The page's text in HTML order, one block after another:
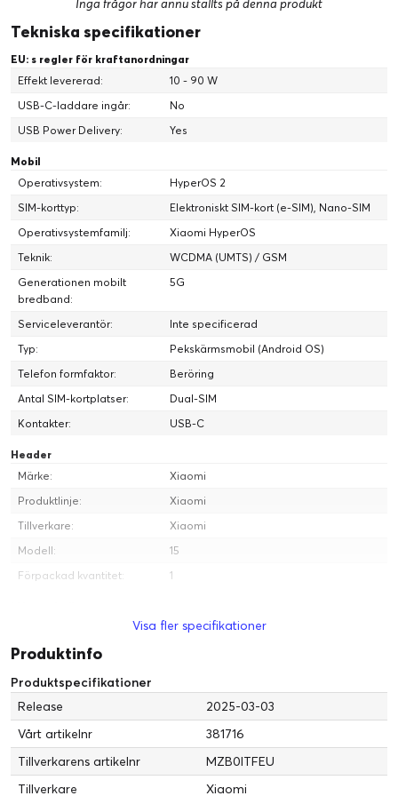
Inga frågor har ännu ställts på denna produkt
Tekniska specifikationer
EU: s regler för kraftanordningar
Effekt levererad:
10 - 90 W
USB-C-laddare ingår:
No
USB Power Delivery:
Yes
Mobil
Operativsystem:
HyperOS 2
SIM-korttyp:
Elektroniskt SIM-kort (e-SIM), Nano-SIM
Operativsystemfamilj:
Xiaomi HyperOS
Teknik:
WCDMA (UMTS) / GSM
Generationen mobilt
bredband:
5G
Serviceleverantör:
Inte specificerad
Typ:
Pekskärmsmobil (Android OS)
Telefon formfaktor:
Beröring
Antal SIM-kortplatser:
Dual-SIM
Kontakter:
USB-C
Header
Märke:
Xiaomi
Produktlinje:
Xiaomi
Tillverkare:
Xiaomi
Modell:
15
Förpackad kvantitet:
1
152.3 mm
Vikt:
Bredd:
Längd:
8.08 mm
Diverse
Skydd:
Dammtålig, Stänktålig, Vattenavvisande
Färg:
Svart
Visa fler specifikationer
Produktinfo
Produktspecifikationer
Release
2025-03-03
Vårt artikelnr
381716
Tillverkarens artikelnr
MZB0ITFEU
Tillverkare
Xiaomi